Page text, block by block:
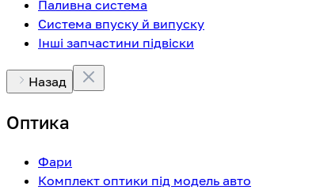
Паливна система
Система впуску й випуску
Інші запчастини підвіски
Назад
Оптика
Фари
Комплект оптики під модель авто